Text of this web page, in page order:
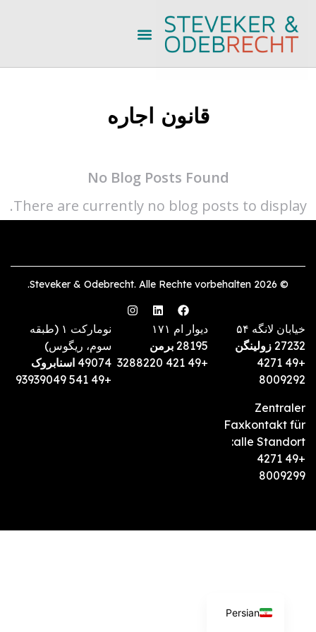
قانون اجاره
No Blog Posts Found
There are currently no blog posts to display.
© 2026 Steveker & Odebrecht. Alle Rechte vorbehalten.
خیابان لانگه ۵۴
27232 زولینگن
+49 4271
8009292
Zentraler
Faxkontakt für
alle Standort:
+49 4271
8009299
دیوار ام ۱۷۱
28195 برمن
+49 421 3288220
نومارکت ۱ (طبقه
سوم، ریگوس)
49074 اسنابروک
+49 541 93939049
Persian